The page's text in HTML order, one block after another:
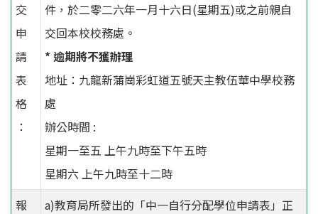
交
申
請
表
格
：
件，於二零二六年一月十六日(星期五)或之前親自
交回本校校務處。
* 逾期將不獲辦理
地址：九龍新蒲崗彩虹道五號天主教伍華中學校務
處
辦公時間 :
星期一至五 上午九時至下午五時
星期六 上午九時至十二時
報
a)教育局所發出的「中一自行分配學位申請表」正